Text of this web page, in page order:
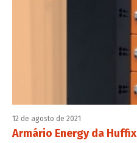
12 de agosto de 2021
Armário Energy da